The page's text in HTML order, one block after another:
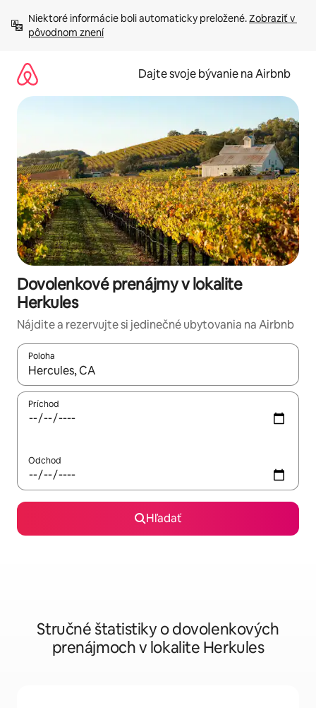
obsah.
Niektoré informácie boli automaticky preložené. Zobraziť v
pôvodnom znení
Dajte svoje bývanie na Airbnb
Dovolenkové prenájmy v lokalite
Herkules
Nájdite a rezervujte si jedinečné ubytovania na Airbnb
Poloha
Keď budú výsledky k dispozícii, môžete si ich prechádzať
Príchod
Odchod
Hľadať
Stručné štatistiky o dovolenkových
prenájmoch v lokalite Herkules